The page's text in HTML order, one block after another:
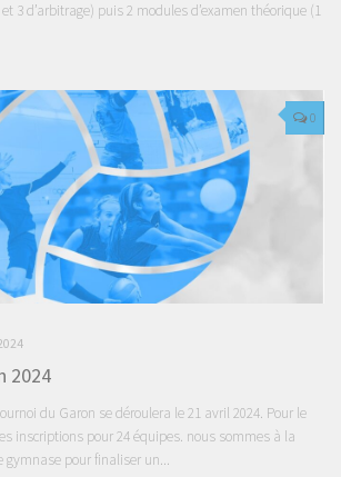
3 d’arbitrage) puis 2 modules d’examen théorique (1
0
2024
du Garon se déroulera le 21 avril 2024. Pour le
inscriptions pour 24 équipes. nous sommes à la
gymnase pour finaliser un...